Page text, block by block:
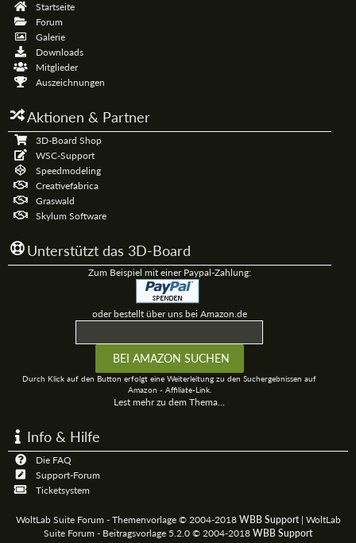
Startseite
Forum
Galerie
Downloads
Mitglieder
Auszeichnungen
Aktionen & Partner
3D-Board Shop
WSC-Support
Speedmodeling
Creativefabrica
Graswald
Skylum Software
Unterstützt das 3D-Board
Zum Beispiel mit einer Paypal-Zahlung:
oder bestellt über uns bei Amazon.de
Durch Klick auf den Button erfolgt eine Weiterleitung zu den Suchergebnissen auf
Amazon - Affiliate-Link.
Lest mehr zu dem Thema...
Info & Hilfe
Die FAQ
Support-Forum
Ticketsystem
WoltLab Suite Forum - Themenvorlage © 2004-2018 WBB Support| WoltLab
Suite Forum - Beitragsvorlage 5.2.0 © 2004-2018 WBB Support